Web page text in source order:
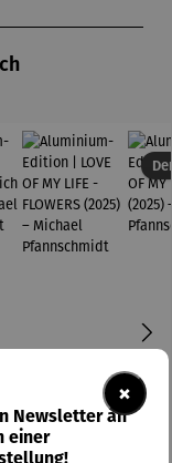
×
Newsletter an
einer